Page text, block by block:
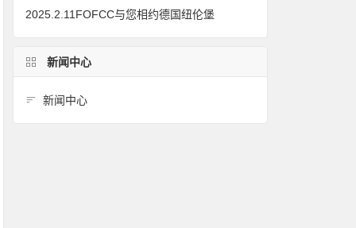
2025.2.11FOFCC与您相约德国纽伦堡
新闻中心
新闻中心